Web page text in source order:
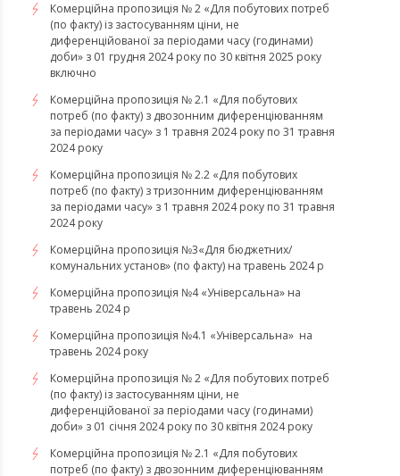
Комерційна пропозиція № 2 «Для побутових потреб
(по факту) із застосуванням ціни, не
диференційованої за періодами часу (годинами)
доби» з 01 грудня 2024 року по 30 квітня 2025 року
включно
Комерційна пропозиція № 2.1 «Для побутових
потреб (по факту) з двозонним диференціюванням
за періодами часу» з 1 травня 2024 року по 31 травня
2024 року
Комерційна пропозиція № 2.2 «Для побутових
потреб (по факту) з тризонним диференціюванням
за періодами часу» з 1 травня 2024 року по 31 травня
2024 року
Комерційна пропозиція №3«Для бюджетних/
комунальних установ» (по факту) на травень 2024 р
Комерційна пропозиція №4 «Універсальна» на
травень 2024 р
Комерційна пропозиція №4.1 «Універсальна» на
травень 2024 року
Комерційна пропозиція № 2 «Для побутових потреб
(по факту) із застосуванням ціни, не
диференційованої за періодами часу (годинами)
доби» з 01 січня 2024 року по 30 квітня 2024 року
Комерційна пропозиція № 2.1 «Для побутових
потреб (по факту) з двозонним диференціюванням